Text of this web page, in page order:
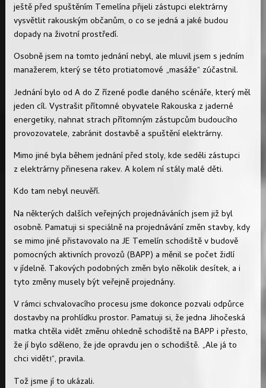
ještě před spuštěním Temelína přijeli zástupci elektrárny
vysvětlit rakouským občanům, o co se jedná a jaké budou
dopady na životní prostředí.
Osobně jsem na tomto jednání nebyl, ale mluvil jsem s jedním
manažerem, který se této protiatomové „masáže“ zúčastnil.
Jednání bylo od A do Z řízené podle daného scénáře, který měl
jeden cíl. Vystrašit přítomné obyvatele Rakouska z jaderné
energetiky, nahnat strach přítomným zástupcům budoucího
provozovatele, zabránit dostavbě a spuštění elektrárny.
Mimo jiné byla během jednání před stoly, kde seděli zástupci
z elektrárny přinesena rakev. A kolem ní stály malé děti.
Kdo tam nebyl neuvěří.
Na některých dalších veřejných projednáváních jsem již byl
osobně. Pamatuji si speciálně na projednávání změn stavby, kdy
se mimo jiné přistavovalo na JE Temelín schodiště v budově
pomocných aktivních provozů (BAPP) a měnil se počet židlí
v jídelně. Takových podobných změn bylo několik desítek, a i
tyto změny musely být veřejně projednány.
V rámci schvalovacího procesu jsme dokonce pozvali odpůrce
dostavby na prohlídku prostor. Pamatuji si, že jedna Jihočeská
matka chtěla vidět změnu ohledně schodiště na BAPP i přesto,
že jí bylo sděleno, že jde opravdu jen o schodiště. „Ale já to
chci vidět!“, pravila.
Tož jsme jí to ukázali.